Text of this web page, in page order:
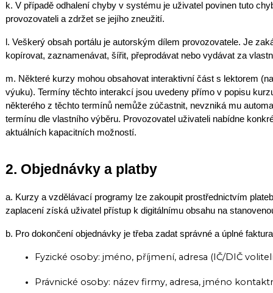
k. V případě odhalení chyby v systému je uživatel povinen tuto
provozovateli a zdržet se jejího zneužití.
l. Veškerý obsah portálu je autorským dílem provozovatele. Je
kopírovat, zaznamenávat, šířit, přeprodávat nebo vydávat za
m. Některé kurzy mohou obsahovat interaktivní část s lektorem
výuku). Termíny těchto interakcí jsou uvedeny přímo v popisu
některého z těchto termínů nemůže zúčastnit, nevzniká mu
termínu dle vlastního výběru. Provozovatel uživateli nabídne
aktuálních kapacitních možností.
2. Objednávky a platby
a. Kurzy a vzdělávací programy lze zakoupit prostřednictvím
zaplacení získá uživatel přístup k digitálnímu obsahu na
b. Pro dokončení objednávky je třeba zadat správné a úplné
Fyzické osoby: jméno, příjmení, adresa (IČ/DIČ
Právnické osoby: název firmy, adresa, jméno